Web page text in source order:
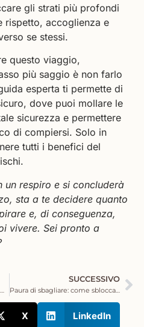
gli strati più profondi
rispetto, accoglienza e
se stessi.
questo viaggio,
più saggio è non farlo
esperta ti permette di
dove puoi mollare le
sicurezza e permettere
di compiersi. Solo in
tutti i benefici del
respiro e si concluderà
sta a te decidere quanto
e, di conseguenza,
vivere. Sei pronto a
Meditazione e Vita Quotidiana: Come Uscire dalla “Gabbia” e Iniziare a Vivere Davvero
SUCCESSIVO
Paura di sbagliare: come sbloccare il superpotere dell’imperfezione
X LinkedIn